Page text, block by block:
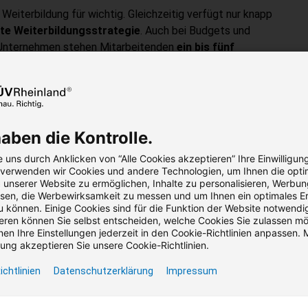
für wichtig. Gleichzeitig verfügt nur knapp
Weiterbildungsstrategie. Auch bei Budgets und
stehen Mitarbeitenden ein bis fünf
Der Bedarf ist da – doch vielerorts fehlen noch
Prioritäten.
Diese
die Kontrolle.
uns durch Anklicken von “Alle Cookies akzeptieren” Ihre
wir Cookies und andere Technologien, um Ihnen die
Website zu ermöglichen, Inhalte zu personalisieren,
die Werbewirksamkeit zu messen und um Ihnen ein optimales
können. Einige Cookies sind für die Funktion der Website
können Sie selbst entscheiden, welche Cookies Sie zulassen
Ihre Einstellungen jederzeit in den Cookie-Richtlinien anpassen.
akzeptieren Sie unsere Cookie-Richtlinien.
Datenschutzerklärung Impressum